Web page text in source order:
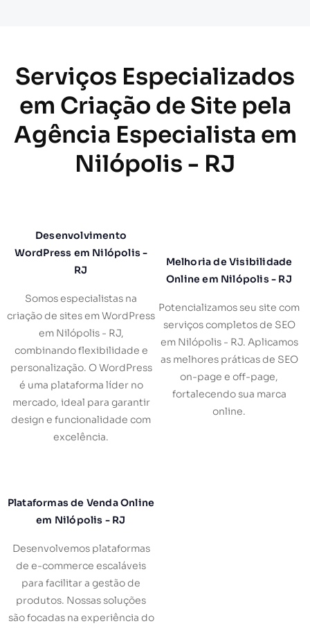
Serviços Especializados
em Criação de Site pela
Agência Especialista em
Nilópolis - RJ
Desenvolvimento
WordPress em Nilópolis -
RJ
Somos especialistas na
criação de sites em WordPress
em Nilópolis - RJ,
combinando flexibilidade e
personalização. O WordPress
é uma plataforma líder no
mercado, ideal para garantir
design e funcionalidade com
excelência.
Melhoria de Visibilidade
Online em Nilópolis - RJ
Potencializamos seu site com
serviços completos de SEO
em Nilópolis - RJ. Aplicamos
as melhores práticas de SEO
on-page e off-page,
fortalecendo sua marca
online.
Plataformas de Venda Online
em Nilópolis - RJ
Desenvolvemos plataformas
de e-commerce escaláveis
para facilitar a gestão de
produtos. Nossas soluções
são focadas na experiência do